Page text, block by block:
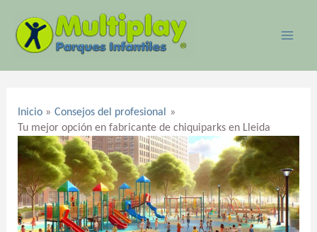
contenido
Inicio
Consejos del profesional
Tu mejor opción en fabricante de chiquiparks en Lleida
entradas